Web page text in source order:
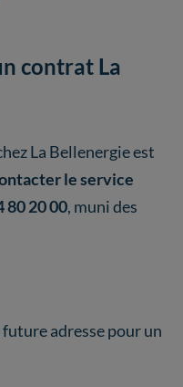
contrat La
La Bellenergie est
le service
80 20 00, muni des
future adresse pour un